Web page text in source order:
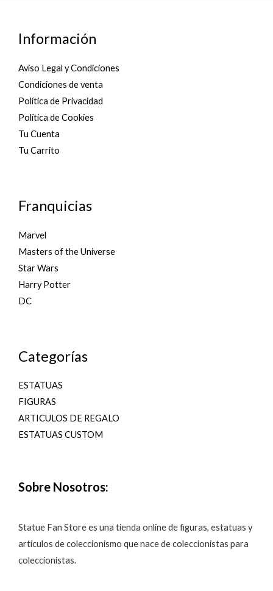
Información
Aviso Legal y Condiciones
Condiciones de venta
Política de Privacidad
Política de Cookies
Tu Cuenta
Tu Carrito
Franquicias
Marvel
Masters of the Universe
Star Wars
Harry Potter
DC
Categorías
ESTATUAS
FIGURAS
ARTICULOS DE REGALO
ESTATUAS CUSTOM
Sobre Nosotros:
Statue Fan Store es una tienda online de figuras, estatuas y
artículos de coleccionismo que nace de coleccionistas para
coleccionistas.